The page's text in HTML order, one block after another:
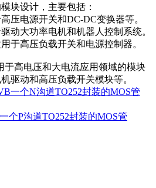
块设计，主要包括：
压电源开关和DC-DC变换器等。
动大功率电机和机器人控制系统。
于高压负载开关和电源控制器。
于高电压和大电流应用领域的模块
驱动和高压负载开关模块等。
一个N沟道TO252封装的MOS管
个P沟道TO252封装的MOS管